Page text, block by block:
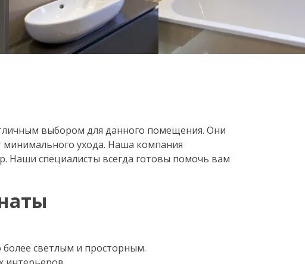
выбором для данного помещения. Они
ухода. Наша компания
Наши специалисты всегда готовы помочь вам
более светлым и просторным.